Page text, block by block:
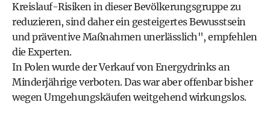
Kreislauf-Risiken in dieser Bevölkerungsgruppe zu
reduzieren, sind daher ein gesteigertes Bewusstsein
und präventive Maßnahmen unerlässlich", empfehlen
die Experten.
In Polen wurde der Verkauf von Energydrinks an
Minderjährige verboten. Das war aber offenbar bisher
wegen Umgehungskäufen weitgehend wirkungslos.